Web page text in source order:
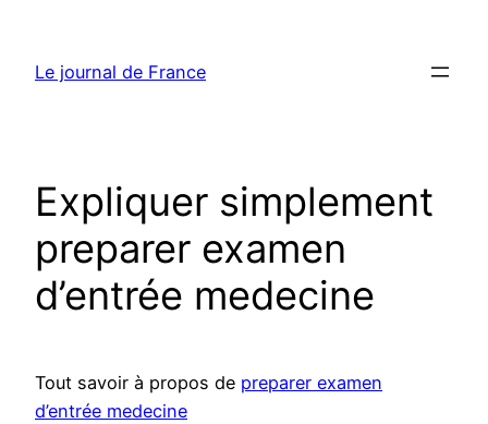
contenu
Le journal de France
Expliquer simplement
preparer examen
d’entrée medecine
Tout savoir à propos de preparer examen
d’entrée medecine